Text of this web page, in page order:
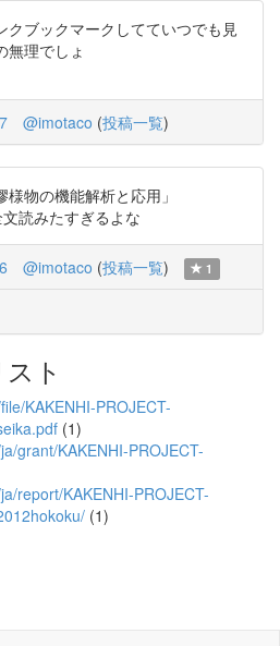
クブックマークしてていつでも見
無理でしょ
@imotaco (投稿一覧)
様物の機能解析と応用」
読みたすぎるよな
@imotaco (投稿一覧) 1
ト
KAKENHI-PROJECT-
(1)
grant/KAKENHI-PROJECT-
report/KAKENHI-PROJECT-
(1)